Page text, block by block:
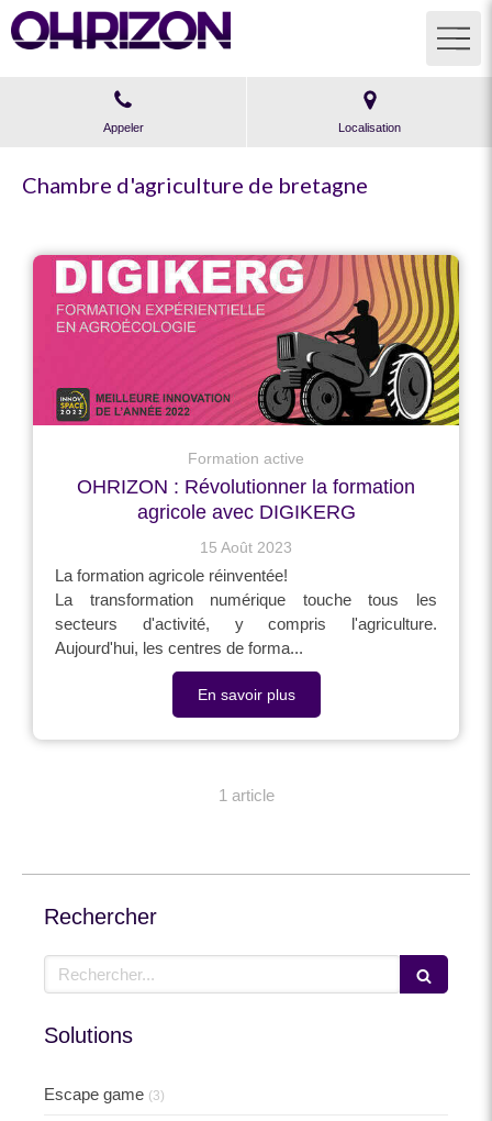
Appeler Localisation
Chambre d'agriculture de bretagne
Formation active
OHRIZON : Révolutionner la formation
agricole avec DIGIKERG
15 Août 2023
La formation agricole réinventée!
La transformation numérique touche tous les
secteurs d'activité, y compris l'agriculture.
Aujourd'hui, les centres de forma...
En savoir plus
1 article
Rechercher
Rechercher
Solutions
Escape game (3)